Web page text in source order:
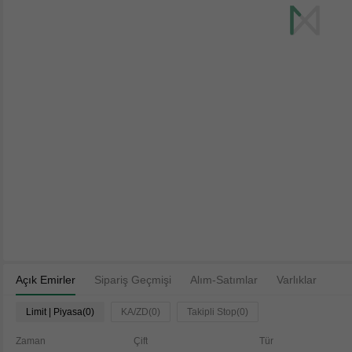
Açık Emirler Sipariş Geçmişi Alım-Satımlar Varlıklar
Limit | Piyasa(0) KA/ZD(0) Takipli Stop(0)
Zaman Çift Tür